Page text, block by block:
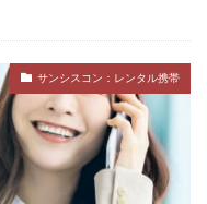
サンシスコン：レンタル携帯